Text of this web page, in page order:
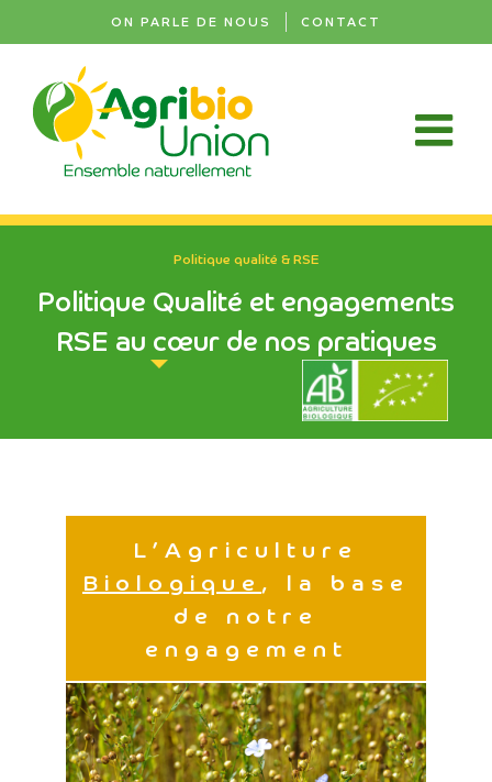
au
ON PARLE DE NOUS CONTACT
Politique qualité & RSE
Politique Qualité et engagements
RSE au cœur de nos pratiques
L’Agriculture
Biologique , la base
de notre
engagement